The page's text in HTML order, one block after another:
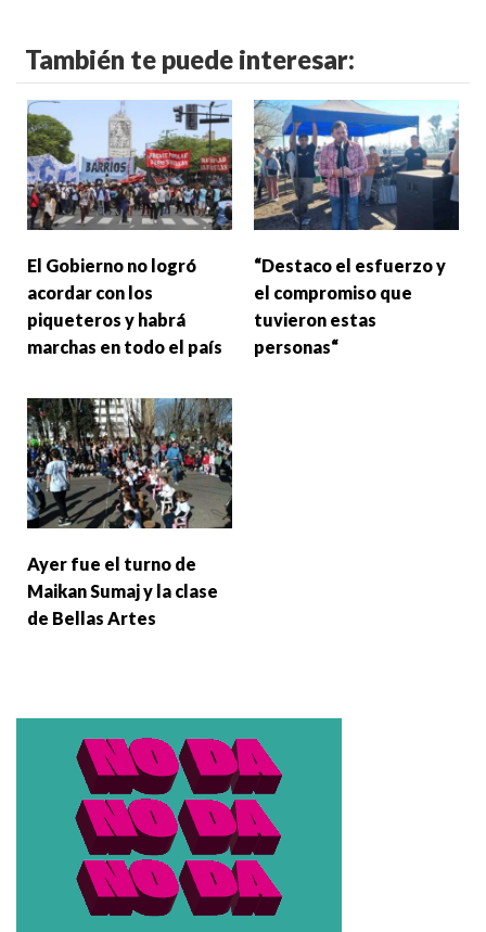
También te puede interesar:
El Gobierno no logró
acordar con los
piqueteros y habrá
marchas en todo el país
“Destaco el esfuerzo y
el compromiso que
tuvieron estas
personas“
Ayer fue el turno de
Maikan Sumaj y la clase
de Bellas Artes